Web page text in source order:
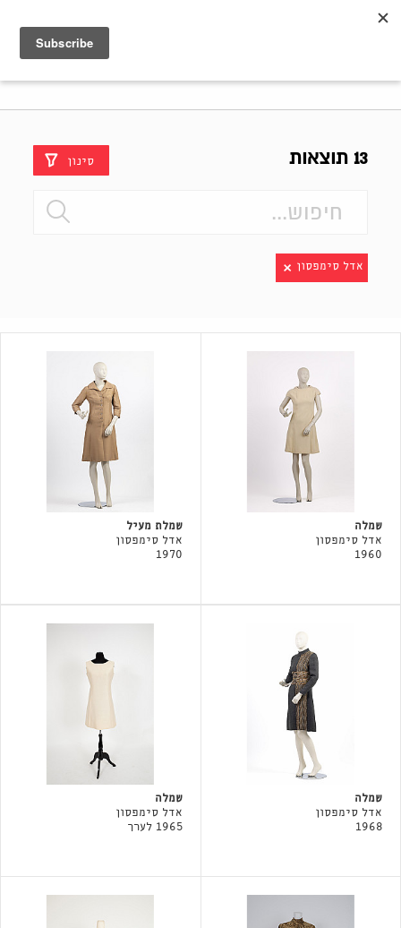
13 תוצאות סינון
אדל סימפסון
שמלה
אדל סימפסון
1960
שמלת מעיל
אדל סימפסון
1970
שמלה
אדל סימפסון
1968
שמלה
אדל סימפסון
1965 לערך